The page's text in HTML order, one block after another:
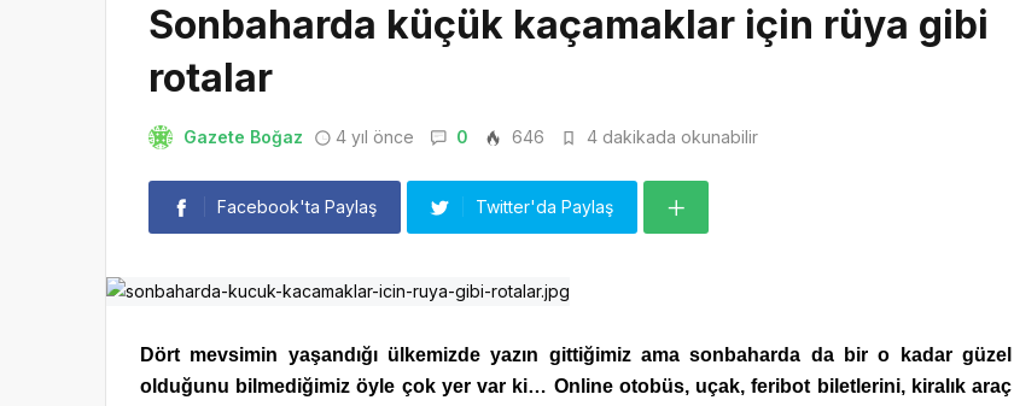
Sonbaharda küçük kaçamaklar için rüya gibi
rotalar
Gazete Boğaz 4 yıl önce 0 646 4 dakikada okunabilir
Facebook'ta Paylaş Twitter'da Paylaş
Dört mevsimin yaşandığı ülkemizde yazın gittiğimiz ama sonbaharda da bir o kadar güzel
olduğunu bilmediğimiz öyle çok yer var ki… Online otobüs, uçak, feribot biletlerini, kiralık araç